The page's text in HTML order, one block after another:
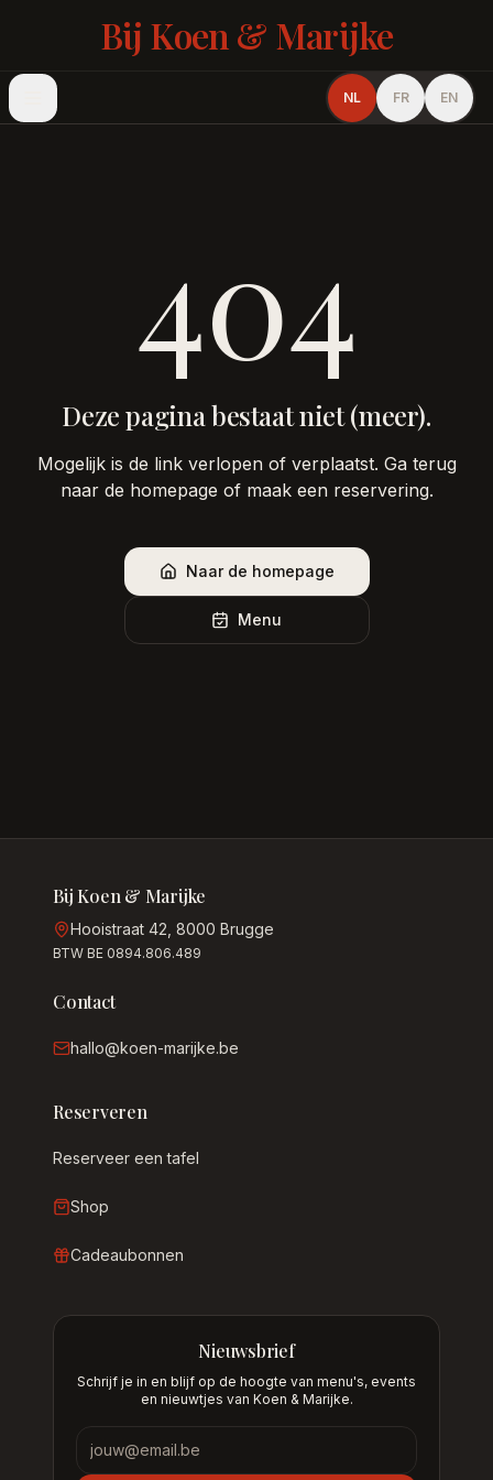
Bij Koen & Marijke
NL FR EN
404
Deze pagina bestaat niet (meer).
Mogelijk is de link verlopen of verplaatst. Ga terug
naar de homepage of maak een reservering.
Naar de homepage
Menu
Bij Koen & Marijke
Hooistraat 42, 8000 Brugge
BTW BE 0894.806.489
Contact
hallo@koen-marijke.be
Reserveren
Reserveer een tafel
Shop
Cadeaubonnen
Nieuwsbrief
Schrijf je in en blijf op de hoogte van menu's, events
en nieuwtjes van Koen & Marijke.
Nieuwsbrief